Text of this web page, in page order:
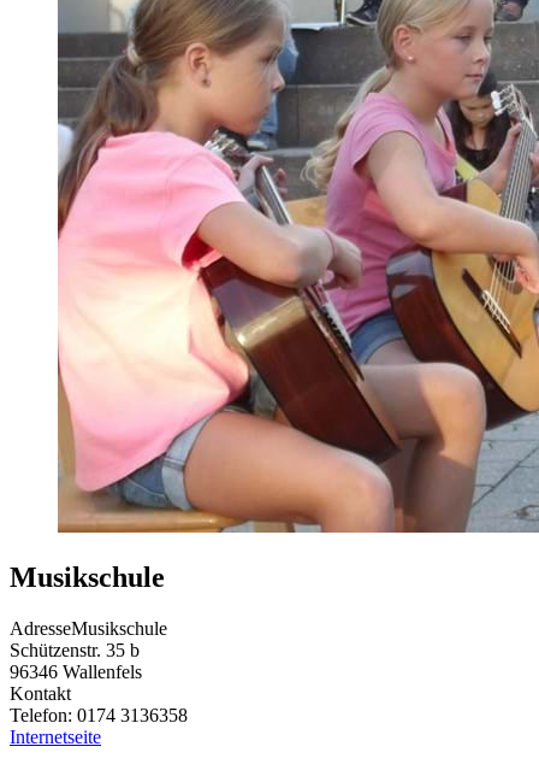
Musikschule
AdresseMusikschule
Schützenstr. 35 b
96346 Wallenfels
Kontakt
Telefon: 0174 3136358
Internetseite